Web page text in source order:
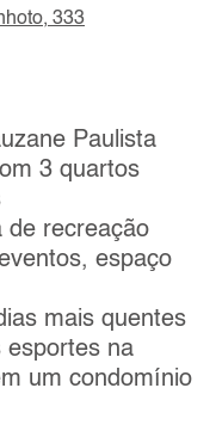
333
Paulista
3 quartos
de recreação
espaço
mais quentes
esportes na
um condomínio